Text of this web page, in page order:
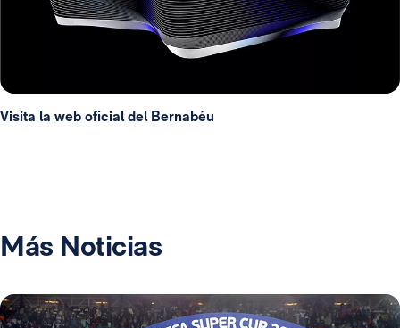
Visita la web oficial del Bernabéu
Más Noticias